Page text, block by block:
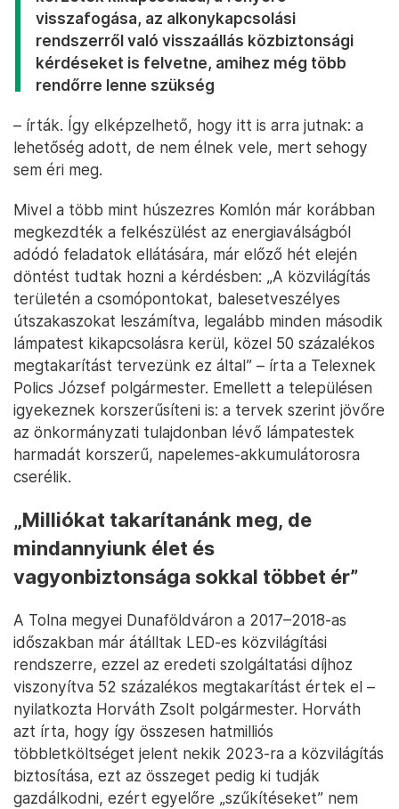
visszafogása, az alkonykapcsolási
rendszerről való visszaállás közbiztonsági
kérdéseket is felvetne, amihez még több
rendőrre lenne szükség
– írták. Így elképzelhető, hogy itt is arra jutnak: a
lehetőség adott, de nem élnek vele, mert sehogy
sem éri meg.
Mivel a több mint húszezres Komlón már korábban
megkezdték a felkészülést az energiaválságból
adódó feladatok ellátására, már előző hét elején
döntést tudtak hozni a kérdésben: „A közvilágítás
területén a csomópontokat, balesetveszélyes
útszakaszokat leszámítva, legalább minden második
lámpatest kikapcsolásra kerül, közel 50 százalékos
megtakarítást tervezünk ez által” – írta a Telexnek
Polics József polgármester. Emellett a településen
igyekeznek korszerűsíteni is: a tervek szerint jövőre
az önkormányzati tulajdonban lévő lámpatestek
harmadát korszerű, napelemes-akkumulátorosra
cserélik.
„Milliókat takarítanánk meg, de
mindannyiunk élet és
vagyonbiztonsága sokkal többet ér”
A Tolna megyei Dunaföldváron a 2017–2018-as
időszakban már átálltak LED-es közvilágítási
rendszerre, ezzel az eredeti szolgáltatási díjhoz
viszonyítva 52 százalékos megtakarítást értek el –
nyilatkozta Horváth Zsolt polgármester. Horváth
azt írta, hogy így összesen hatmilliós
többletköltséget jelent nekik 2023-ra a közvilágítás
biztosítása, ezt az összeget pedig ki tudják
gazdálkodni, ezért egyelőre „szűkítéseket” nem